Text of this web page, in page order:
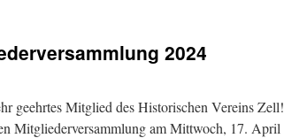
„Bedrohte
Völker“
2024
geehrtes Mitglied des Historischen Vereins Zell!
Mitgliederversammlung am Mittwoch, 17. April